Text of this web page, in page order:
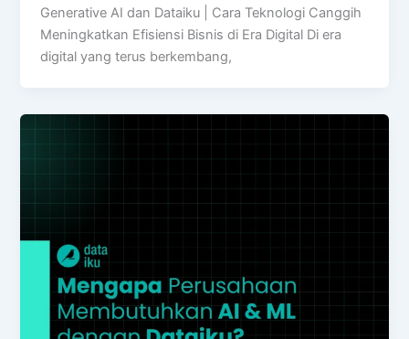
Generative AI dan Dataiku | Cara Teknologi Canggih
Meningkatkan Efisiensi Bisnis di Era Digital Di era
digital yang terus berkembang,